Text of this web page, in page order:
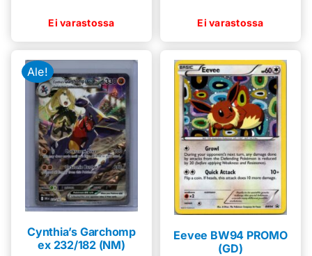
Ale!
Cynthia’s Garchomp
ex 232/182 (NM)
Eevee BW94 PROMO
(GD)